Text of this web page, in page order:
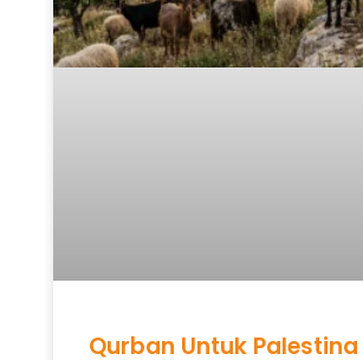
Qurban Untuk Palestina